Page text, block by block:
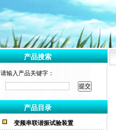
产品搜索
请输入产品关键字：
产品目录
变频串联谐振试验装置